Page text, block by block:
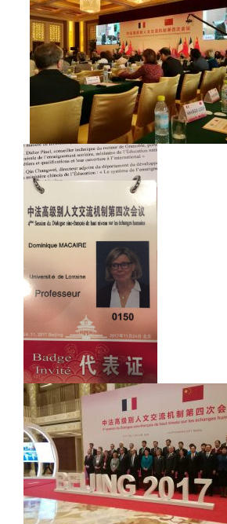
HAUT
NIVEAU
SINO-
24
2017